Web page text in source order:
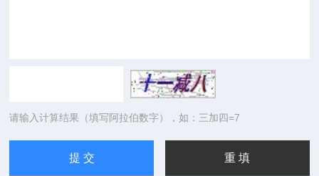
请输入计算结果（填写阿拉伯数字），如：三加四=7